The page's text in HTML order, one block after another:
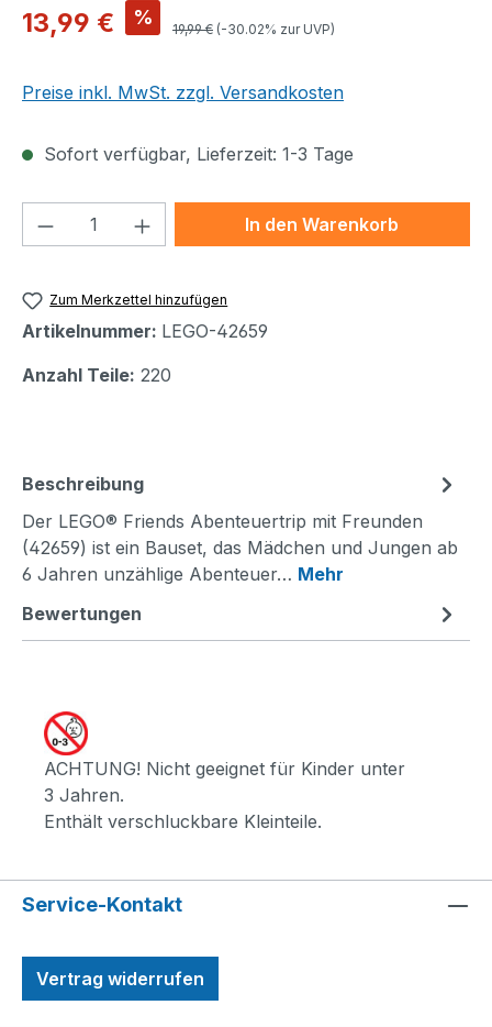
Verkaufspreis:
13,99 € % Regulärer Preis:
19,99 € (-30.02% zur UVP)
Preise inkl. MwSt. zzgl. Versandkosten
Sofort verfügbar, Lieferzeit: 1-3 Tage
Produkt Anzahl: Gib denIn den Warenkorb
Zum Merkzettel hinzufügen
Artikelnummer: LEGO-42659
Anzahl Teile: 220
Beschreibung
Der LEGO® Friends Abenteuertrip mit Freunden
(42659) ist ein Bauset, das Mädchen und Jungen ab
6 Jahren unzählige Abenteuer… Mehr
Bewertungen
ACHTUNG! Nicht geeignet für Kinder unter
3 Jahren.
Enthält verschluckbare Kleinteile.
Service-Kontakt
Vertrag widerrufen